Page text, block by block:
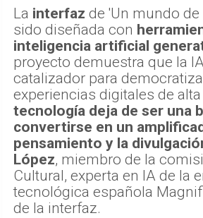
La interfaz de 'Un mundo
sido diseñada con
inteligencia artificial
proyecto demuestra que la
catalizador para
experiencias digitales de
tecnología deja de ser una
convertirse en un
pensamiento y la
López, miembro de la
Cultural, experta en IA de la
tecnológica española
de la interfaz.